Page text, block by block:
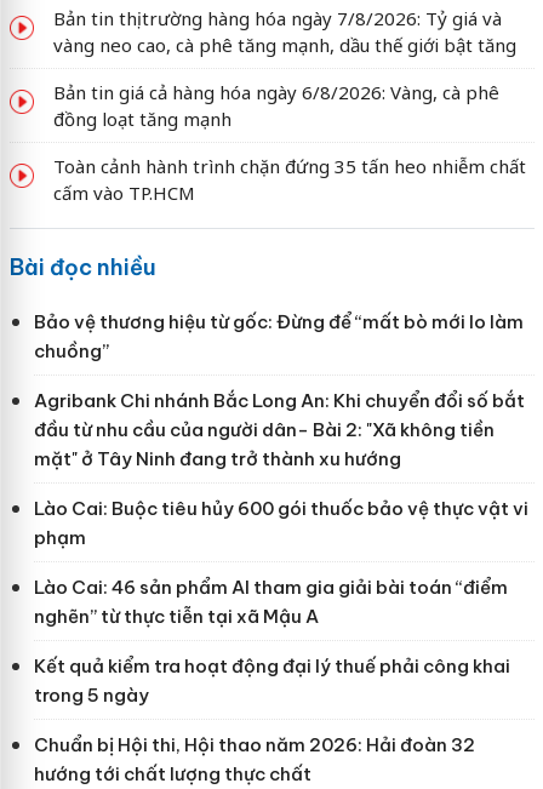
Bản tin thị trường hàng hóa ngày 7/8/2026: Tỷ giá và
vàng neo cao, cà phê tăng mạnh, dầu thế giới bật tăng
Bản tin giá cả hàng hóa ngày 6/8/2026: Vàng, cà phê
đồng loạt tăng mạnh
Toàn cảnh hành trình chặn đứng 35 tấn heo nhiễm chất
cấm vào TP.HCM
Bài đọc nhiều
Bảo vệ thương hiệu từ gốc: Đừng để “mất bò mới lo làm
chuồng”
Agribank Chi nhánh Bắc Long An: Khi chuyển đổi số bắt
đầu từ nhu cầu của người dân- Bài 2: "Xã không tiền
mặt" ở Tây Ninh đang trở thành xu hướng
Lào Cai: Buộc tiêu hủy 600 gói thuốc bảo vệ thực vật vi
phạm
Lào Cai: 46 sản phẩm AI tham gia giải bài toán “điểm
nghẽn” từ thực tiễn tại xã Mậu A
Kết quả kiểm tra hoạt động đại lý thuế phải công khai
trong 5 ngày
Chuẩn bị Hội thi, Hội thao năm 2026: Hải đoàn 32
hướng tới chất lượng thực chất